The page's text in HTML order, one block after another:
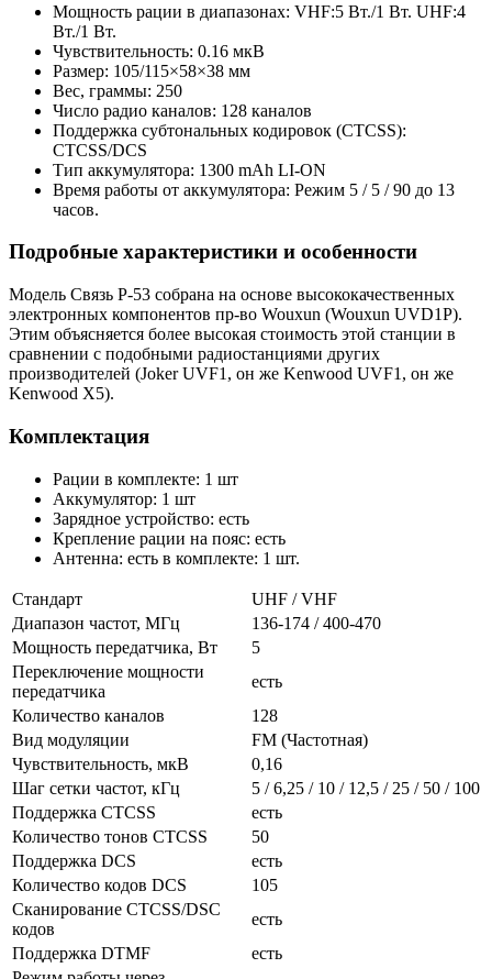
Мощность рации в диапазонах: VHF:5 Вт./1 Вт. UHF:4
Вт./1 Вт.
Чувствительность: 0.16 мкВ
Размер: 105/115×58×38 мм
Вес, граммы: 250
Число радио каналов: 128 каналов
Поддержка субтональных кодировок (CTCSS):
CTCSS/DCS
Тип аккумулятора: 1300 mAh LI-ON
Время работы от аккумулятора: Режим 5 / 5 / 90 до 13
часов.
Подробные характеристики и особенности
Модель Связь Р-53 собрана на основе высококачественных
электронных компонентов пр-во Wouxun (Wouxun UVD1P).
Этим объясняется более высокая стоимость этой станции в
сравнении с подобными радиостанциями других
производителей (Joker UVF1, он же Kenwood UVF1, он же
Kenwood X5).
Комплектация
Рации в комплекте: 1 шт
Аккумулятор: 1 шт
Зарядное устройство: есть
Крепление рации на пояс: есть
Антенна: есть в комплекте: 1 шт.
Стандарт
UHF / VHF
Диапазон частот, МГц
136-174 / 400-470
Мощность передатчика, Вт
5
Переключение мощности
передатчика
есть
Количество каналов
128
Вид модуляции
FM (Частотная)
Чувствительность, мкВ
0,16
Шаг сетки частот, кГц
5 / 6,25 / 10 / 12,5 / 25 / 50 / 100
Поддержка CTCSS
есть
Количество тонов CTCSS
50
Поддержка DCS
есть
Количество кодов DCS
105
Сканирование CTCSS/DSC
кодов
есть
Поддержка DTMF
есть